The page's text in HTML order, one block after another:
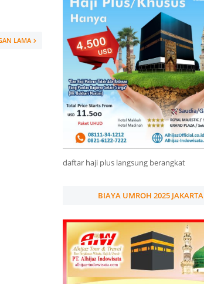
LAMA
daftar haji plus langsung berangkat
BIAYA UMROH 2025 JAKARTA